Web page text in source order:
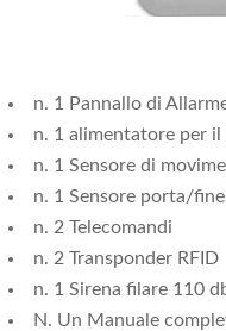
n. 1 Pannallo di
n. 1 alimentatore per il
n. 1 Sensore di
n. 1 Sensore porta/
n. 2 Telecomandi
n. 2 Transponder RFID
n. 1 Sirena filare 110
N. Un Manuale